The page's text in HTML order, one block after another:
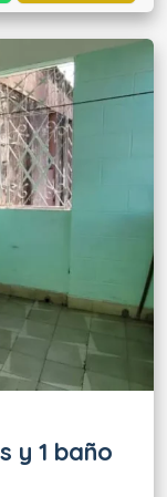
y 1 baño